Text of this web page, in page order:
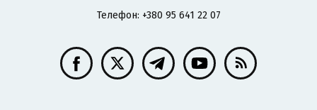
Телефон: +380 95 641 22 07